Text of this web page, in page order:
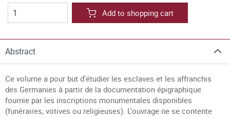
Add to shopping cart
Abstract
Ce volume a pour but d'étudier les esclaves et les affranchis
des Germanies à partir de la documentation épigraphique
fournie par les inscriptions monumentales disponibles
(funéraires, votives ou religieuses). L'ouvrage ne se contente